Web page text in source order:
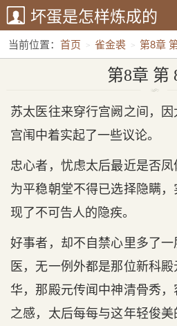
坏蛋是怎样炼成的
当前位置： 首页 雀金裘 第8章
第8章 第
苏太医往来穿行宫阙之间，因
宫闱中着实起了一些议论。
忠心者，忧虑太后最近是否凤
为平稳朝堂不得已选择隐瞒
现了不可告人的隐疾。
好事者，却不自禁心里多了
医，无一例外都是那位新科
华，那殿元传闻中神清骨秀
之感，太后每每与这年轻俊美